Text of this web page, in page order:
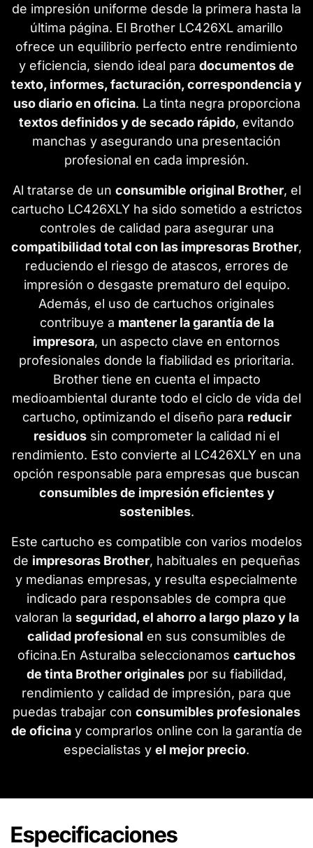
de impresión uniforme desde la primera hasta la
última página. El Brother LC426XL amarillo
ofrece un equilibrio perfecto entre rendimiento
y eficiencia, siendo ideal para documentos de
texto, informes, facturación, correspondencia y
uso diario en oficina. La tinta negra proporciona
textos definidos y de secado rápido, evitando
manchas y asegurando una presentación
profesional en cada impresión.
Al tratarse de un consumible original Brother, el
cartucho LC426XLY ha sido sometido a estrictos
controles de calidad para asegurar una
compatibilidad total con las impresoras Brother,
reduciendo el riesgo de atascos, errores de
impresión o desgaste prematuro del equipo.
Además, el uso de cartuchos originales
contribuye a mantener la garantía de la
impresora, un aspecto clave en entornos
profesionales donde la fiabilidad es prioritaria.
Brother tiene en cuenta el impacto
medioambiental durante todo el ciclo de vida del
cartucho, optimizando el diseño para reducir
residuos sin comprometer la calidad ni el
rendimiento. Esto convierte al LC426XLY en una
opción responsable para empresas que buscan
consumibles de impresión eficientes y
sostenibles.
Este cartucho es compatible con varios modelos
de impresoras Brother, habituales en pequeñas
y medianas empresas, y resulta especialmente
indicado para responsables de compra que
valoran la seguridad, el ahorro a largo plazo y la
calidad profesional en sus consumibles de
oficina.En Asturalba seleccionamos cartuchos
de tinta Brother originales por su fiabilidad,
rendimiento y calidad de impresión, para que
puedas trabajar con consumibles profesionales
de oficinay comprarlos online con la garantía de
especialistas y el mejor precio.
Especificaciones